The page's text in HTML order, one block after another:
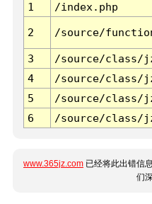
1
/index.php
2 /source/
3 /source/class/
4
/source/class/
5
/source/class/
6
/source/class/
www.365jz.com 已经将此出错信
们